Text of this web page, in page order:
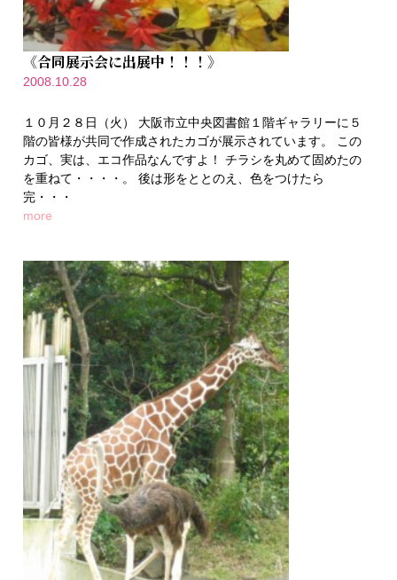
《合同展示会に出展中！！！》
2008.10.28
１０月２８日（火） 大阪市立中央図書館１階ギャラリーに５
階の皆様が共同で作成されたカゴが展示されています。 この
カゴ、実は、エコ作品なんですよ！ チラシを丸めて固めたの
を重ねて・・・・。 後は形をととのえ、色をつけたら
完・・・
more